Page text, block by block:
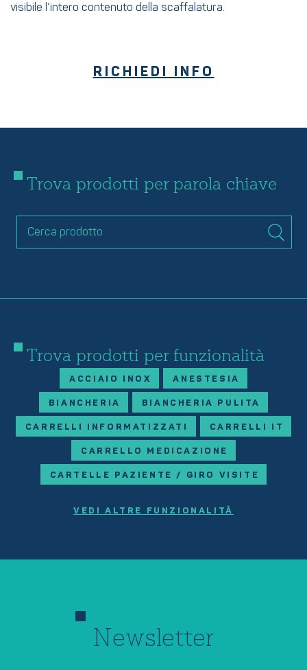
visibile l’intero contenuto della scaffalatura.
RICHIEDI INFO
Trova prodotti per parola chiave
Trova prodotti per funzionalità
ACCIAIO INOX ANESTESIA
BIANCHERIA BIANCHERIA PULITA
CARRELLI INFORMATIZZATI CARRELLI IT
CARRELLO MEDICAZIONE
CARTELLE PAZIENTE / GIRO VISITE
VEDI ALTRE FUNZIONALITÀ
Newsletter